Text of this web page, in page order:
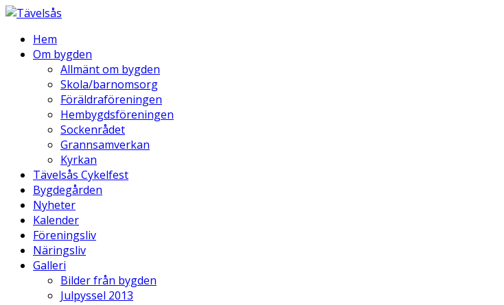
Hem
Om bygden
Allmänt om bygden
Skola/barnomsorg
Föräldraföreningen
Hembygdsföreningen
Sockenrådet
Grannsamverkan
Kyrkan
Tävelsås Cykelfest
Bygdegården
Nyheter
Kalender
Föreningsliv
Näringsliv
Galleri
Bilder från bygden
Julpyssel 2013